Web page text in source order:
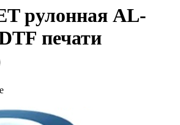
рулонная AL-
печати